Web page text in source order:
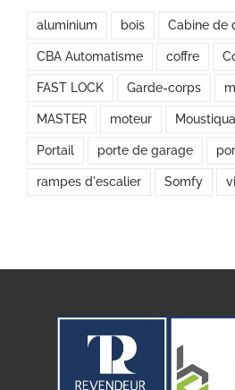
aluminium bois Cabine de
CBA Automatisme coffre
FAST LOCK Garde-corps
MASTER moteur
Portail porte de garage
rampes d'escalier Somfy